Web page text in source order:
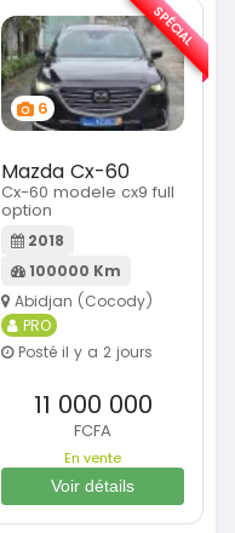
6
Mazda Cx-60
Cx-60 modele cx9 full
option
2018
100000 Km
Abidjan (Cocody)
PRO
Posté il y a 2 jours
11 000 000
FCFA
En vente
Voir détails
SPÉCIAL